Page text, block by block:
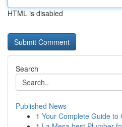
HTML is disabled
Search
Published News
1 Your Complete Guide to